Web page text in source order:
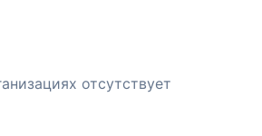
отсутствует